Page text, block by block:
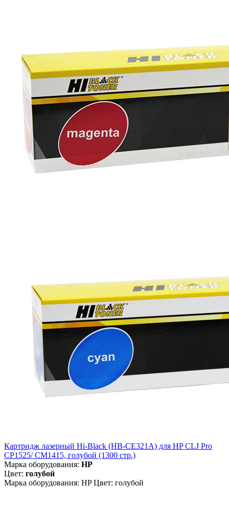
Картридж лазерный Hi-Black (HB-CE321A) для HP CLJ Pro
CP1525/ CM1415, голубой (1300 стр.)
Марка оборудования: HP
Цвет: голубой
Марка оборудования: HP Цвет: голубой